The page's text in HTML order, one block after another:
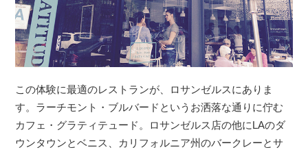
この体験に最適のレストランが、ロサンゼルスにありま
す。ラーチモント・ブルバードというお洒落な通りに佇む
カフェ・グラティテュード。ロサンゼルス店の他にLAのダ
ウンタウンとベニス、カリフォルニア州のバークレーとサ